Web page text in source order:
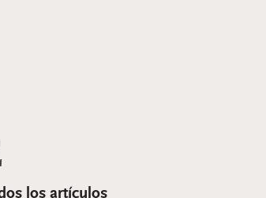
los artículos